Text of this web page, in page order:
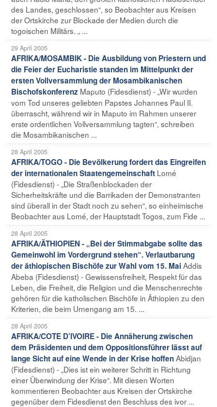
des Landes, geschlossen“, so Beobachter aus Kreisen
der Ortskirche zur Blockade der Medien durch die
togoischen Militärs. „ ...
29 April 2005
AFRIKA/MOSAMBIK - Die Ausbildung von Priestern und
die Feier der Eucharistie standen im Mittelpunkt der
ersten Vollversammlung der Mosambikanischen
Bischofskonferenz Maputo (Fidesdienst) - „Wir wurden
vom Tod unseres geliebten Papstes Johannes Paul II.
überrascht, während wir in Maputo im Rahmen unserer
erste ordentlichen Vollversammlung tagten“, schreiben
die Mosambikanischen ...
28 April 2005
AFRIKA/TOGO - Die Bevölkerung fordert das Eingreifen
der internationalen Staatengemeinschaft Lomé
(Fidesdienst) - „Die Straßenblockaden der
Sicherheitskräfte und die Barrikaden der Demonstranten
sind überall in der Stadt noch zu sehen“, so einheimische
Beobachter aus Lomé, der Hauptstadt Togos, zum Fide ...
28 April 2005
AFRIKA/ÄTHIOPIEN - „Bei der Stimmabgabe sollte das
Gemeinwohl im Vordergrund stehen“. Verlautbarung
der äthiopischen Bischöfe zur Wahl vom 15. MaiAddis
Abeba (Fidesdienst) - Gewissensfreiheit, Respekt für das
Leben, die Freiheit, die Religion und die Menschenrechte
gehören für die katholischen Bischöfe in Äthiopien zu den
Kriterien, die beim Urnengang am 15. ...
28 April 2005
AFRIKA/COTE D’IVOIRE - Die Annäherung zwischen
dem Präsidenten und dem Oppositionsführer lässt auf
lange Sicht auf eine Wende in der Krise hoffenAbidjan
(Fidesdienst) - „Dies ist ein weiterer Schritt in Richtung
einer Überwindung der Krise“. Mit diesen Worten
kommentieren Beobachter aus Kreisen der Ortskirche
gegenüber dem Fidesdienst den Beschluss des ivor ...